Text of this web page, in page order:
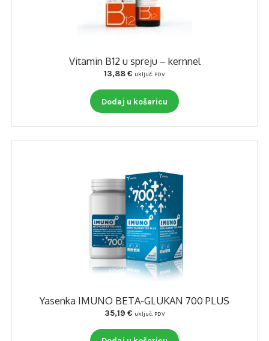
Vitamin B12 u spreju – kernnel
13,88€ uključ. PDV
Dodaj u košaricu
Yasenka IMUNO BETA-GLUKAN 700 PLUS
35,19 € uključ. PDV